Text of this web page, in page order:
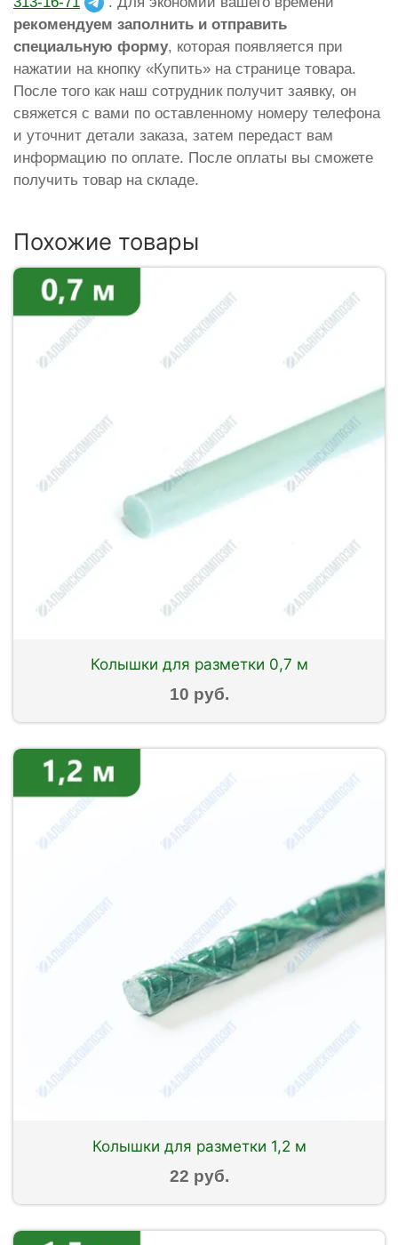
рекомендуем заполнить и отправить
специальную форму, которая появляется при
нажатии на кнопку «Купить» на странице товара.
После того как наш сотрудник получит заявку, он
свяжется с вами по оставленному номеру телефона
и уточнит детали заказа, затем передаст вам
информацию по оплате. После оплаты вы сможете
получить товар на складе.
Похожие товары
Колышки для разметки 0,7 м
10 руб.
Колышки для разметки 1,2 м
22 руб.